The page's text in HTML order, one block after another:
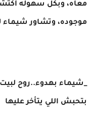
معاه، وبكل سهوله
موجوده، وتشاور
_شيماء بهدوء..روح
بتحبش اللي يتأخر عليها